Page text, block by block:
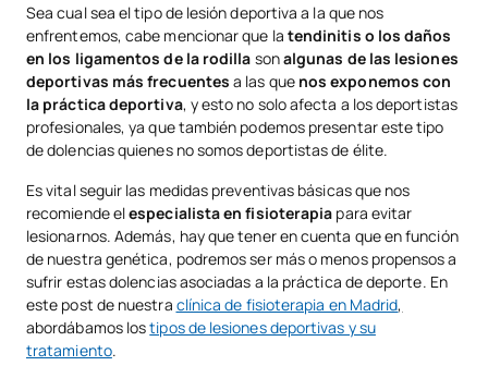
Sea cual sea el tipo de lesión deportiva a la que nos
enfrentemos, cabe mencionar que la tendinitis o los daños
en los ligamentos de la rodilla sonalgunas de las lesiones
deportivas más frecuentes a las que nos exponemos con
la práctica deportiva, y esto no solo afecta a los deportistas
profesionales, ya que también podemos presentar este tipo
de dolencias quienes no somos deportistas de élite.
Es vital seguir las medidas preventivas básicas que nos
recomiende elespecialista en fisioterapia para evitar
lesionarnos. Además, hay que tener en cuenta que en función
de nuestra genética, podremos ser más o menos propensos a
sufrir estas dolencias asociadas a la práctica de deporte. En
este post de nuestra clínica de fisioterapia en Madrid,
abordábamos lostipos de lesiones deportivas y su
tratamiento.